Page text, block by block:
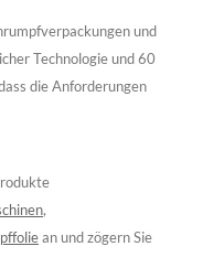
und
Technologie und 60
die Anforderungen
,
an und zögern Sie